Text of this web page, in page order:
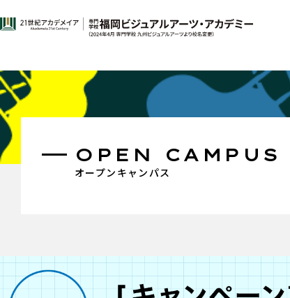
オープンキャンパス
OPEN CAMPUS